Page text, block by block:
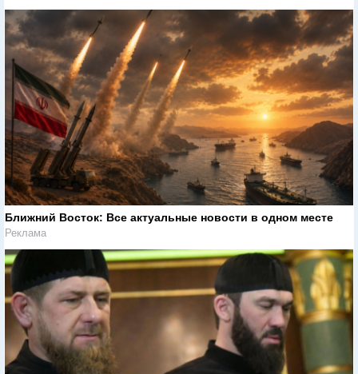
Ближний Восток: Все актуальные новости в одном месте
Реклама